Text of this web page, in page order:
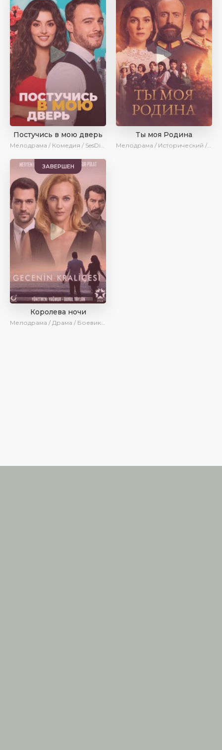
Постучись в мою дверь
Мелодрама / Комедия / SesDizi / Ирина Котова / AveTurk / Turok1990
Ты моя Родина
Мелодрама / Исторический / Военный / Turok1990
ЗАВЕРШЕН
Королева ночи
Мелодрама / Драма / Боевик / Turok1990